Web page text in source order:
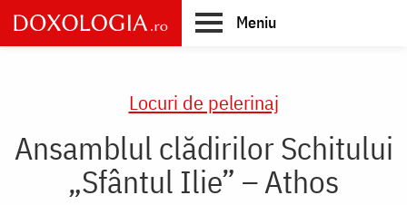
Skip
to
main
Meniu
Locuri de pelerinaj
Ansamblul clădirilor Schitului
„Sfântul Ilie” – Athos